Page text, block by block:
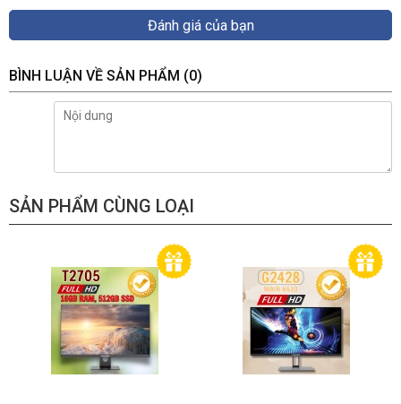
Đánh giá của bạn
BÌNH LUẬN VỀ SẢN PHẨM (0)
SẢN PHẨM CÙNG LOẠI